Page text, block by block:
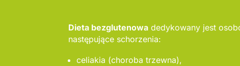
Dieta bezglutenowa dedykowany jest
następujące schorzenia:
celiakia (choroba trzewna),